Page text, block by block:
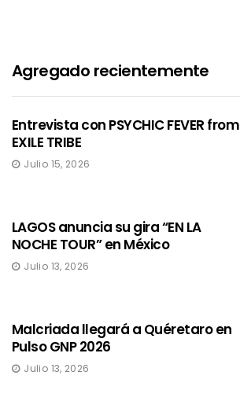
Agregado recientemente
Entrevista con PSYCHIC FEVER from
EXILE TRIBE
Julio 15, 2026
LAGOS anuncia su gira “EN LA
NOCHE TOUR” en México
Julio 13, 2026
Malcriada llegará a Quéretaro en
Pulso GNP 2026
Julio 13, 2026